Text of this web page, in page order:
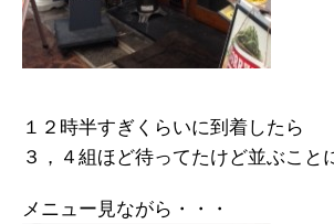
１２時半すぎくらいに到着したら
３，４組ほど待ってたけど並ぶこと
メニュー見ながら・・・